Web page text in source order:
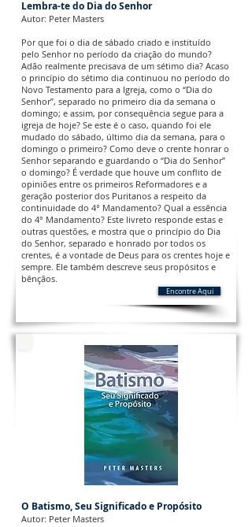
Lembra-te do Dia do Senhor
Autor: Peter Masters
Por que foi o dia de sábado criado e instituído
pelo Senhor no período da criação do mundo?
Adão realmente precisava de um sétimo dia? Acaso
o princípio do sétimo dia continuou no período do
Novo Testamento para a Igreja, como o “Dia do
Senhor”, separado no primeiro dia da semana o
domingo; e assim, por consequência segue para a
igreja de hoje? Se este é o caso, quando foi ele
mudado do sábado, último dia da semana, para o
domingo o primeiro? Como deve o crente honrar o
Senhor separando e guardando o “Dia do Senhor”
o domingo? É verdade que houve um conflito de
opiniões entre os primeiros Reformadores e a
geração posterior dos Puritanos a respeito da
continuidade do 4° Mandamento? Qual a essência
do 4° Mandamento? Este livreto responde estas e
outras questões, e mostra que o princípio do Dia
do Senhor, separado e honrado por todos os
crentes, é a vontade de Deus para os crentes hoje e
sempre. Ele também descreve seus propósitos e
bênçãos.
Encontre Aqui
O Batismo, Seu Significado e Propósito
Autor: Peter Masters